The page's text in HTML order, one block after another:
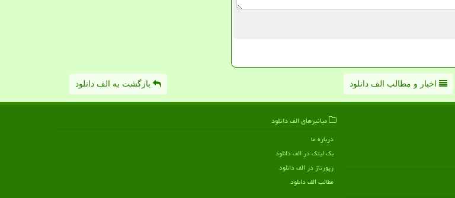
اخبار و مطالب الف دانلود بازگشت به الف دانلود
میانبرهای الف دانلود
درباره ما
بک لینک در الف دانلود
رپورتاژ در الف دانلود
مطالب الف دانلود